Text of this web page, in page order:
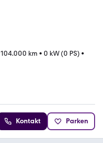
104.000 km • 0 kW (0 PS) •
Kontakt Parken